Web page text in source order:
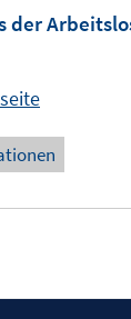
der